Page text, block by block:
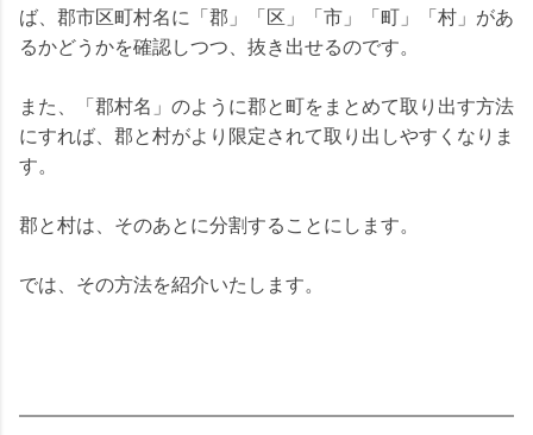
ば、郡市区町村名に「郡」「区」「市」「町」「村」があ
るかどうかを確認しつつ、抜き出せるのです。
また、「郡村名」のように郡と町をまとめて取り出す方法
にすれば、郡と村がより限定されて取り出しやすくなりま
す。
郡と村は、そのあとに分割することにします。
では、その方法を紹介いたします。